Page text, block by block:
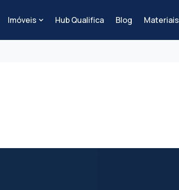
Imóveis Hub Qualifica Blog Materiais